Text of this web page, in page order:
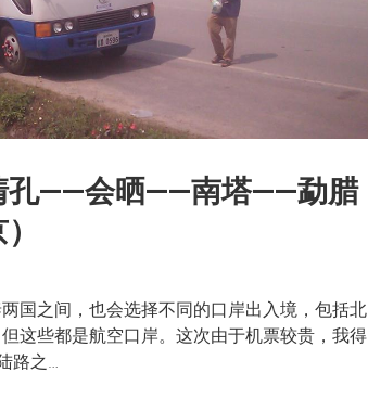
孔——会晒——南塔——勐腊
国之间，也会选择不同的口岸出入境，包括北
这些都是航空口岸。这次由于机票较贵，我得
路之…